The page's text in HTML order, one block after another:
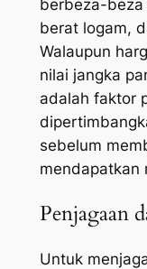
berbeza-beza
berat logam,
Walaupun
nilai jangka
adalah faktor
sebelum
mendapatkan
Penjagaan
Untuk